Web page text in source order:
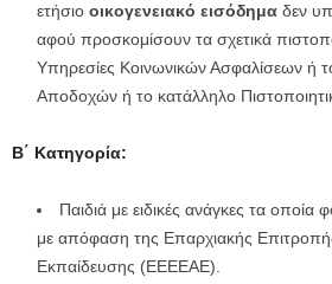
ετήσιο οικογενειακό εισόδημα δεν
αφού προσκομίσουν τα σχετικά
Υπηρεσίες Κοινωνικών Ασφαλίσεων ή
Αποδοχών ή το κατάλληλο
Β΄ Κατηγορία:
Παιδιά με ειδικές ανάγκες τα οποία
με απόφαση της Επαρχιακής
Εκπαίδευσης (ΕΕΕΕΑΕ).